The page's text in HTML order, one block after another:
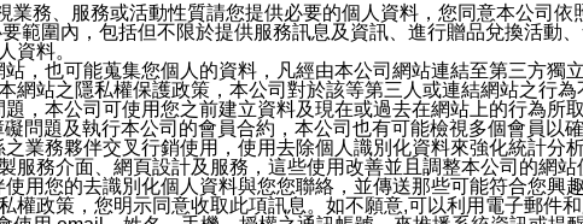
務、服務或活動性質請您提供必要的個人資料，您同意本公司依
範圍內，包括但不限於提供服務訊息及資訊、進行贈品兌換活動
資料。
，也可能蒐集您個人的資料，凡經由本公司網站連結至第三方獨
站之隱私權保護政策，本公司對於該等第三人或連結網站之行為
，本公司可使用您之前建立資料及現在或過去在網站上的行為所
題及執行本公司的會員合約，本公司也有可能檢視多個會員以
業務夥伴交叉行銷使用，使用去除個人識別化資料來強化統計分
務介面、網頁設計及服務，這些使用改善並且調整本公司的網站
用您的去識別化個人資料與您您聯絡，並傳送那些可能符合您興
政策，您明示同意收取此項訊息。如不願意,可以利用電子郵件